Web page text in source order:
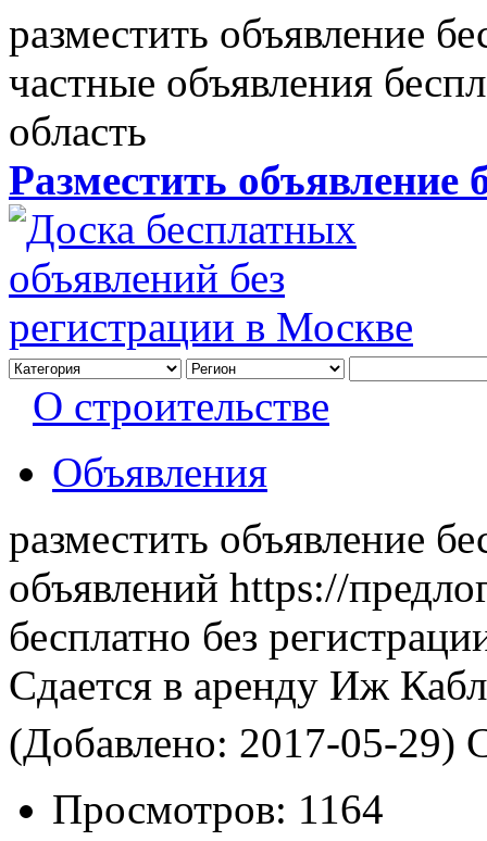
разместить объявление
частные объявления
область
Разместить объявление
О строительстве
Объявления
разместить объявление
объявлений https://
бесплатно без
Сдается в аренду Иж
(Добавлено: 2017-05-29)
Просмотров: 1164